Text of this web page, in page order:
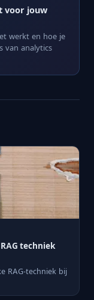
voor jouw
werkt en hoe je
van analytics
techniek
RAG-techniek bij